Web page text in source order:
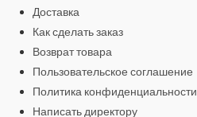
Доставка
Как сделать заказ
Возврат товара
Пользовательское соглашение
Политика конфиденциальности
Написать директору